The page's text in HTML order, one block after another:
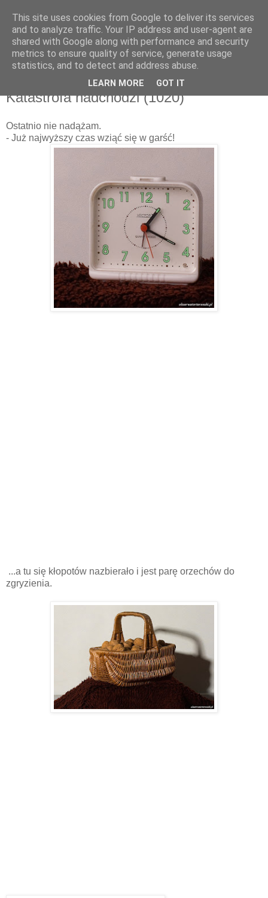
poniedziałek, 1 października 2012
Katastrofa nadchodzi (1020)
Ostatnio nie nadążam.
- Już najwyższy czas wziąć się w garść!
...a tu się kłopotów nazbierało i jest parę orzechów do
zgryzienia.
This site uses cookies from Google to deliver its services
and to analyze traffic. Your IP address and user-agent are
shared with Google along with performance and security
metrics to ensure quality of service, generate usage
statistics, and to detect and address abuse.
LEARN MORE GOT IT